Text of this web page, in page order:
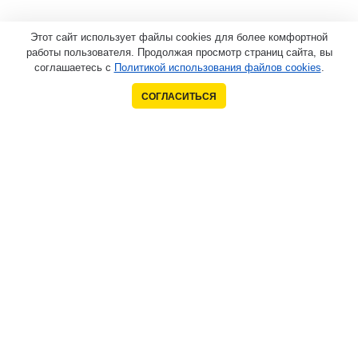
Этот сайт использует файлы cookies для более комфортной
работы пользователя. Продолжая просмотр страниц сайта, вы
соглашаетесь с Политикой использования файлов cookies.
СОГЛАСИТЬСЯ